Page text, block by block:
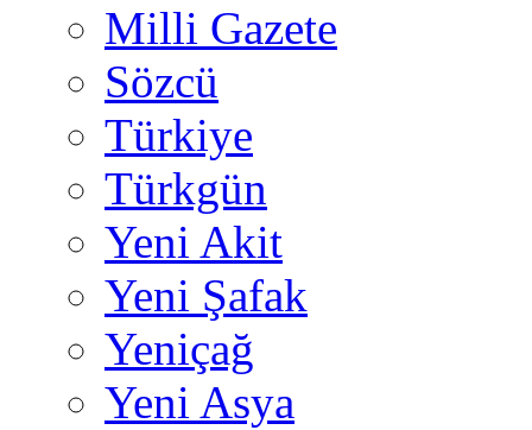
Milli Gazete
Sözcü
Türkiye
Türkgün
Yeni Akit
Yeni Şafak
Yeniçağ
Yeni Asya